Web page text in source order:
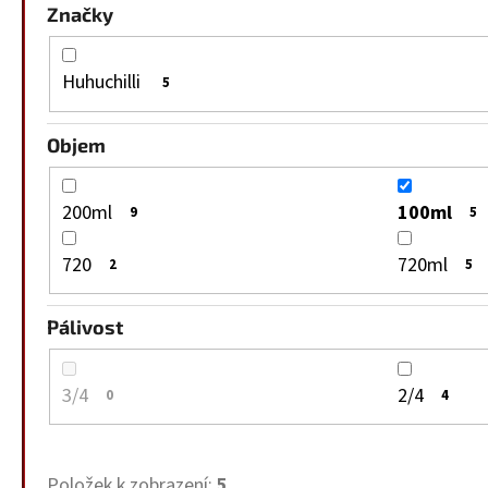
Značky
Huhuchilli 5
Objem
200ml 9 100ml 5
720 2 720ml 5
Pálivost
3/4 0 2/4 4